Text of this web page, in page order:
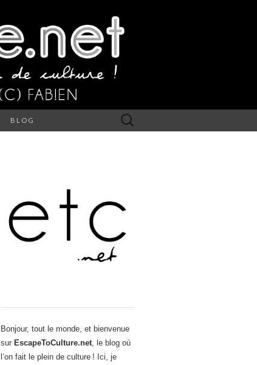
BLOG Rechercher :
Bonjour, tout le monde, et bienvenue
sur EscapeToCulture.net , le blog où
l’on fait le plein de culture ! Ici, je